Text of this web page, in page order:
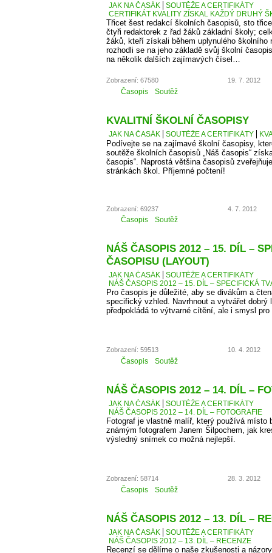
JAK NA ČASÁK
SOUTĚŽE A CERTIFIKÁTY
CERTIFIKÁT KVALITY ZÍSKAL KAŽDÝ DRUHÝ
Třicet šest redakcí školních časopisů, sto
čtyři redaktorek z řad žáků základní školy;
žáků, kteří získali během uplynulého školního
rozhodli se na jeho základě svůj školní
na několik dalších zajímavých čísel…
Zobrazení: 67580 19. 7. 2012
Časopis Soutěž
KVALITNÍ ŠKOLNÍ ČASOPISY
JAK NA ČASÁK SOUTĚŽE A CERTIFIKÁTY
Podívejte se na zajímavé školní časopisy,
soutěže školních časopisů „Náš časopis“
časopis“. Naprostá většina časopisů
stránkách škol. Příjemné počtení!
Zobrazení: 69237 4. 7. 2012
Časopis Soutěž
NÁŠ ČASOPIS 2012 – 15. DÍL –
ČASOPISU (LAYOUT)
JAK NA ČASÁK
SOUTĚŽE A CERTIFIKÁTY
NÁŠ ČASOPIS 2012 – 15. DÍL – SPECIFICKÁ
Pro časopis je důležité, aby se divákům a
specifický vzhled. Navrhnout a vytvářet dobrý
předpokládá to výtvarné cítění, ale i smysl pro
Zobrazení: 59513 10. 4. 2012
Časopis Soutěž
NÁŠ ČASOPIS 2012 – 14. DÍL –
JAK NA ČASÁK
SOUTĚŽE A CERTIFIKÁTY
NÁŠ ČASOPIS 2012 – 14. DÍL – FOTOGRAFIE
Fotograf je vlastně malíř, který používá místo
známým fotografem Janem Šilpochem, jak
výsledný snímek co možná nejlepší.
Zobrazení: 58714 28. 3. 2012
Časopis Soutěž
NÁŠ ČASOPIS 2012 – 13. DÍL –
JAK NA ČASÁK
SOUTĚŽE A CERTIFIKÁTY
NÁŠ ČASOPIS 2012 – 13. DÍL – RECENZE
Recenzí se dělíme o naše zkušenosti a